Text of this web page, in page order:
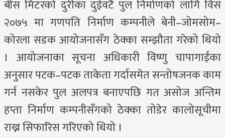
बीस मिटरको दुरीका दुईवटै पुल निर्माणको लागि विसं
२०७५ मा गणपति निर्माण कम्पनीले बेनी–जोमसोम–
कोरला सडक आयोजनासँग ठेक्का सम्झौता गरेको थियो
। आयोजनाका सूचना अधिकारी विष्णु चापागाईंका
अनुसार पटक–पटक ताकेता गर्दासमेत सन्तोषजनक काम
गर्न नसकेर पुल अलपत्र बनाएपछि गत असोज अन्तिम
हप्ता निर्माण कम्पनीसँगको ठेक्का तोडेर कालोसूचीमा
राख्न सिफारिस गरिएको थियो ।